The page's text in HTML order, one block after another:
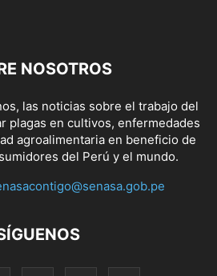
NOSOTROS
las noticias sobre el trabajo del
plagas en cultivos, enfermedades
agroalimentaria en beneficio de
del Perú y el mundo.